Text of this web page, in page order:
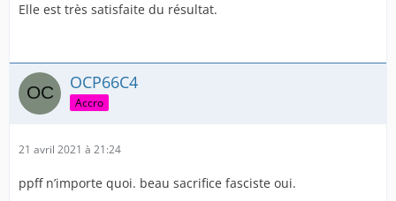
Elle est très satisfaite du résultat.
OCP66C4
Accro
21 avril 2021 à 21:24
ppff n’importe quoi. beau sacrifice fasciste oui.